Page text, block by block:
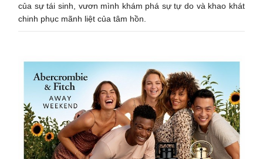
của sự tái sinh, vươn mình khám phá sự tự do và khao khát
chinh phục mãnh liệt của tâm hồn.